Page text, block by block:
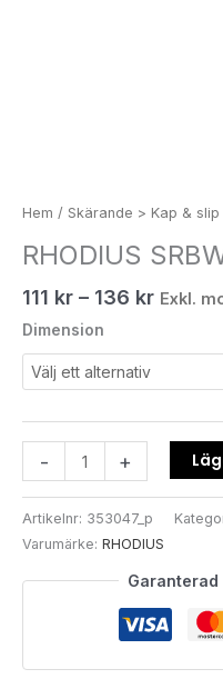
Hem / Skärande > Kap & slip
RHODIUS
111 kr – 136 kr Exkl.
Dimension
- +
Artikelnr: 353047_p
Varumärke: RHODIUS